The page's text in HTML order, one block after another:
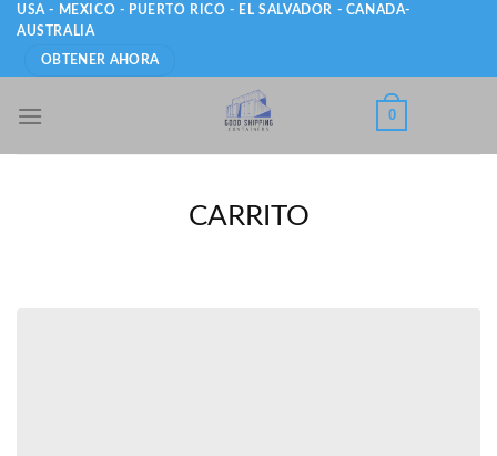
Skip
content
USA - MEXICO - PUERTO RICO - EL SALVADOR - CANADA-
AUSTRALIA
OBTENER AHORA
0
CARRITO